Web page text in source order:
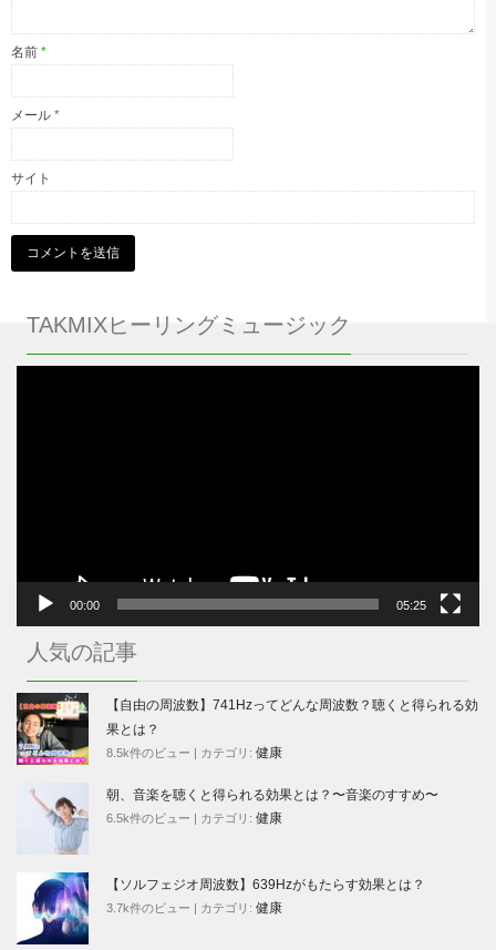
名前 *
メール *
サイト
TAKMIXヒーリングミュージック
00:00 05:25
人気の記事
【自由の周波数】741Hzってどんな周波数？聴くと得られる効
果とは？
8.5k件のビュー カテゴリ: 健康
朝、音楽を聴くと得られる効果とは？〜音楽のすすめ〜
6.5k件のビュー カテゴリ: 健康
【ソルフェジオ周波数】639Hzがもたらす効果とは？
3.7k件のビュー カテゴリ: 健康